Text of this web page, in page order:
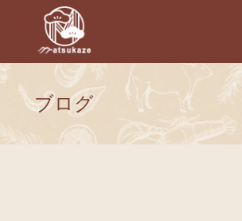
ブログ